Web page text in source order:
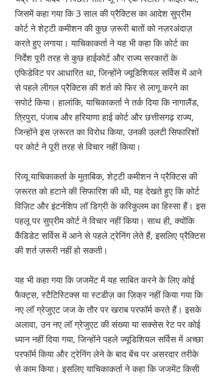
जिसमें कहा गया कि 3 साल की प्रैक्टिस का आदेश सुप्रीम
कोर्ट ने शेट्टी कमीशन की कुछ ज़रूरी बातों को नज़रअंदाज़
करते हुए लगाया। याचिकाकर्ता ने यह भी कहा कि कोर्ट का
निर्देश पूरी तरह से कुछ हाईकोर्ट और राज्य सरकारों के
एफिडेविट पर आधारित था, जिन्होंने ज्यूडिशियल सर्विस में आने
से पहले लीगल प्रैक्टिस की शर्त को फिर से लागू करने का
सपोर्ट किया। हालांकि, याचिकाकर्ता ने तर्क दिया कि नागालैंड,
त्रिपुरा, पंजाब और हरियाणा हाई कोर्ट और छत्तीसगढ़ राज्य,
जिन्होंने इस ज़रूरत का विरोध किया, उनकी उलटी सिफारिशों
पर कोर्ट ने पूरी तरह से विचार नहीं किया।
रिव्यू याचिकाकर्ता के मुताबिक, शेट्टी कमीशन ने प्रैक्टिस की
ज़रूरत को हटाने की सिफारिश की थी, यह देखते हुए कि कोर्ट
विज़िट और इंटर्नशिप लॉ डिग्री के करिकुलम का हिस्सा हैं। इस
पहलू पर सुप्रीम कोर्ट ने विचार नहीं किया। साथ ही, क्योंकि
कैंडिडेट सर्विस में आने से पहले ट्रेनिंग लेते हैं, इसलिए प्रैक्टिस
की शर्त ज़रूरी नहीं हो सकती।
यह भी कहा गया कि जजमेंट में यह साबित करने के लिए कोई
फैक्ट्स, स्टैटिस्टिक्स या स्टडीज़ का ज़िक्र नहीं किया गया कि
नए लॉ ग्रेजुएट जज के तौर पर खराब परफॉर्म करते हैं। इसके
अलावा, उन नए लॉ ग्रेजुएट की संख्या या सक्सेस रेट पर कोई
ध्यान नहीं दिया गया, जिन्होंने पहले ज्यूडिशियल सर्विस में अच्छा
परफॉर्म किया और ट्रेनिंग लेने के बाद बेंच पर असरदार तरीके
से काम किया। इसलिए याचिकाकर्ता ने कहा कि जजमेंट किसी